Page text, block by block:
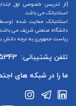
(از تدریس خصوصی اول
استادبانک می باشد.
استادبانک حمایت شده
دانشگاه صنعتی شریف می باشد.
ریاست جمهوری به درجه دانش
تلفن پشتیبانی:
ما را در شبکه های